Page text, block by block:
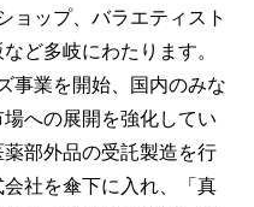
ョップ、バラエティスト
ど多岐にわたります。
事業を開始、国内のみな
への展開を強化してい
薬部外品の受託製造を行
社を傘下に入れ、「真